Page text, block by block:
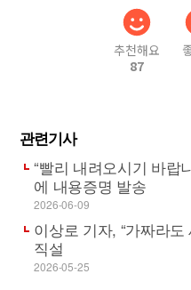
추천해요
87
관련기사
“빨리 내려오시기 바랍
에 내용증명 발송
2026-06-09
이상로 기자, “가짜라
직설
2026-05-25